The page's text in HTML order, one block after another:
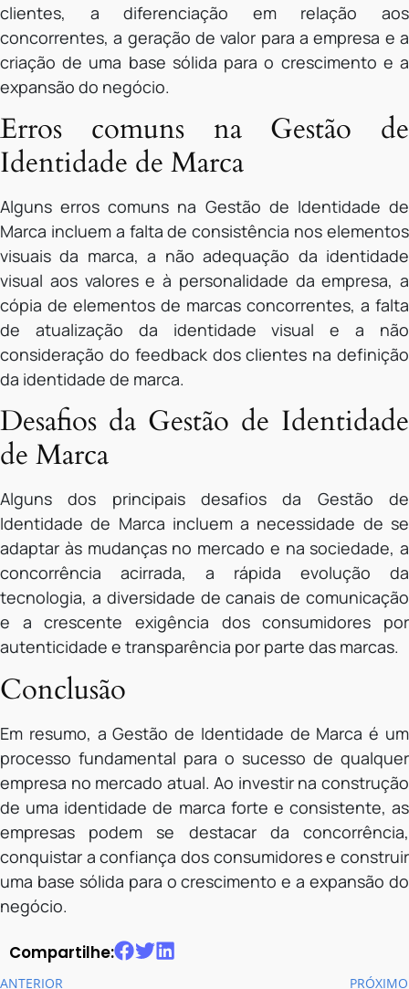
clientes, a diferenciação em relação aos
concorrentes, a geração de valor para a empresa e a
criação de uma base sólida para o crescimento e a
expansão do negócio.
Erros comuns na Gestão de
Identidade de Marca
Alguns erros comuns na Gestão de Identidade de
Marca incluem a falta de consistência nos elementos
visuais da marca, a não adequação da identidade
visual aos valores e à personalidade da empresa, a
cópia de elementos de marcas concorrentes, a falta
de atualização da identidade visual e a não
consideração do feedback dos clientes na definição
da identidade de marca.
Desafios da Gestão de Identidade
de Marca
Alguns dos principais desafios da Gestão de
Identidade de Marca incluem a necessidade de se
adaptar às mudanças no mercado e na sociedade, a
concorrência acirrada, a rápida evolução da
tecnologia, a diversidade de canais de comunicação
e a crescente exigência dos consumidores por
autenticidade e transparência por parte das marcas.
Conclusão
Em resumo, a Gestão de Identidade de Marca é um
processo fundamental para o sucesso de qualquer
empresa no mercado atual. Ao investir na construção
de uma identidade de marca forte e consistente, as
empresas podem se destacar da concorrência,
conquistar a confiança dos consumidores e construir
uma base sólida para o crescimento e a expansão do
negócio.
Compartilhe:
ANTERIOR PRÓXIMO